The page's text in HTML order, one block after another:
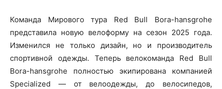
Команда Мирового тура Red Bull Bora-hansgrohe
представила новую велоформу на сезон 2025 года.
Изменился не только дизайн, но и производитель
спортивной одежды. Теперь велокоманда Red Bull
Bora-hansgrohe полностью экипирована компанией
Specialized — от велоодежды, до велосипедов,